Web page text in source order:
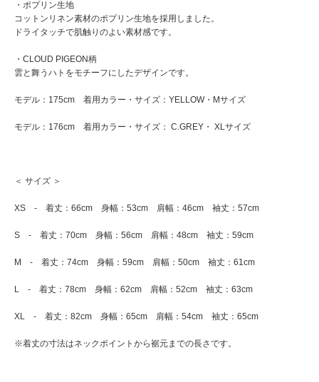
・ポプリン生地
コットンリネン素材のポプリン生地を採用しました。
ドライタッチで肌触りのよい素材感です。
・CLOUD PIGEON柄
雲と舞うハトをモチーフにしたデザインです。
モデル：175cm 着用カラー・サイズ：YELLOW・Mサイズ
モデル：176cm 着用カラー・サイズ： C.GREY・ XLサイズ
＜ サイズ ＞
XS - 着丈：66cm 身幅：53cm 肩幅：46cm 袖丈：57cm
S - 着丈：70cm 身幅：56cm 肩幅：48cm 袖丈：59cm
M - 着丈：74cm 身幅：59cm 肩幅：50cm 袖丈：61cm
L - 着丈：78cm 身幅：62cm 肩幅：52cm 袖丈：63cm
XL - 着丈：82cm 身幅：65cm 肩幅：54cm 袖丈：65cm
※着丈の寸法はネックポイントから裾元までの長さです。